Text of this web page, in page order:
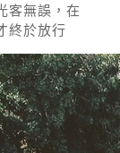
客無誤，在
終於放行